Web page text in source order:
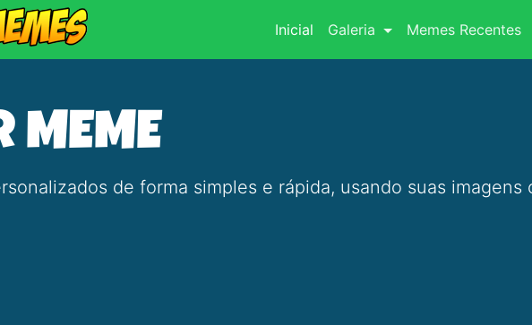
Inicial(current)
Galeria Memes Recentes
MEME
de forma simples e rápida, usando suas imagens